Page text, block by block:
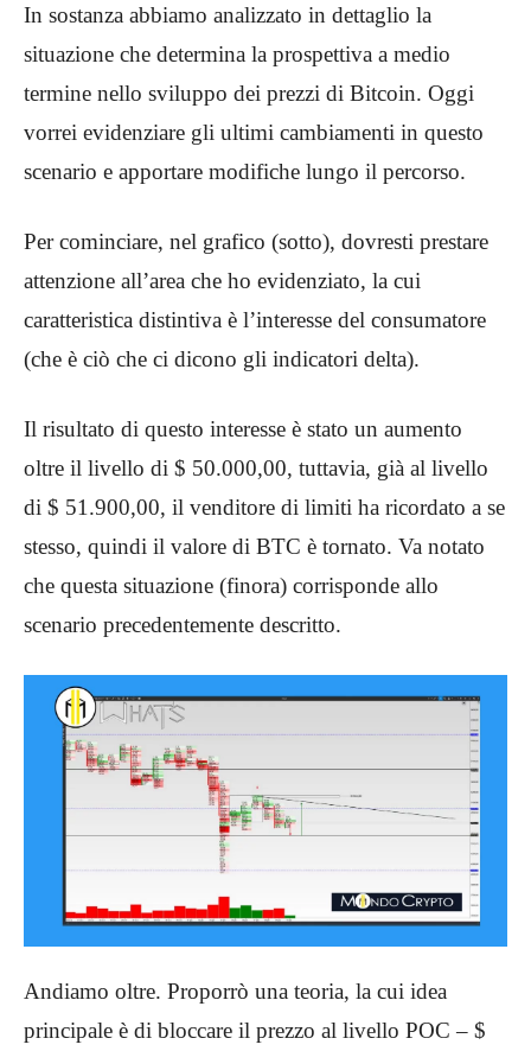
In sostanza abbiamo analizzato in dettaglio la
situazione che determina la prospettiva a medio
termine nello sviluppo dei prezzi di Bitcoin. Oggi
vorrei evidenziare gli ultimi cambiamenti in questo
scenario e apportare modifiche lungo il percorso.
Per cominciare, nel grafico (sotto), dovresti prestare
attenzione all’area che ho evidenziato, la cui
caratteristica distintiva è l’interesse del consumatore
(che è ciò che ci dicono gli indicatori delta).
Il risultato di questo interesse è stato un aumento
oltre il livello di $ 50.000,00, tuttavia, già al livello
di $ 51.900,00, il venditore di limiti ha ricordato a se
stesso, quindi il valore di BTC è tornato. Va notato
che questa situazione (finora) corrisponde allo
scenario precedentemente descritto.
Andiamo oltre. Proporrò una teoria, la cui idea
principale è di bloccare il prezzo al livello POC – $